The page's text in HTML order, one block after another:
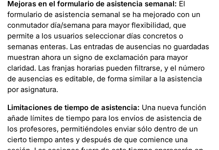
Mejoras en el formulario de asistencia semanal: El
formulario de asistencia semanal se ha mejorado con un
conmutador día/semana para mayor flexibilidad, que
permite a los usuarios seleccionar días concretos o
semanas enteras. Las entradas de ausencias no guardadas
muestran ahora un signo de exclamación para mayor
claridad. Las franjas horarias pueden filtrarse, y el número
de ausencias es editable, de forma similar a la asistencia
por asignatura.
Limitaciones de tiempo de asistencia: Una nueva función
añade límites de tiempo para los envíos de asistencia de
los profesores, permitiéndoles enviar sólo dentro de un
cierto tiempo antes y después de que comience una